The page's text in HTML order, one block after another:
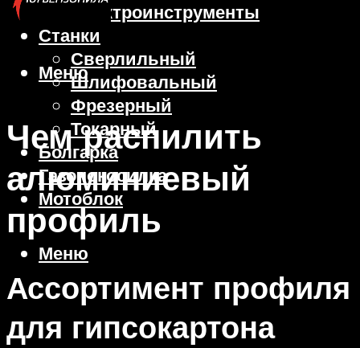
Электроинструменты
Станки
Сверлильный
Шлифовальный
Фрезерный
Токарный
Болгарка
Газонокосилка
Мотоблок
Меню
Меню
Чем распилить
алюминиевый
профиль
Ассортимент профиля
для гипсокартона